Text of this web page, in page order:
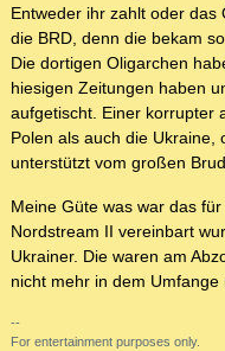
Entweder ihr zahlt oder das
die BRD, denn die bekam
Die dortigen Oligarchen
hiesigen Zeitungen haben
aufgetischt. Einer korrupter
Polen als auch die
unterstützt vom großen
Meine Güte was war das
Nordstream II vereinbart
Ukrainer. Die waren am
nicht mehr in dem Umfange
--
For entertainment purposes only.